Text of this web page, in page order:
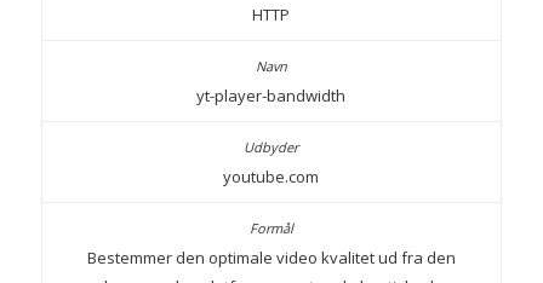
HTTP
yt-player-bandwidth
youtube.com
Bestemmer den optimale video kvalitet ud fra den